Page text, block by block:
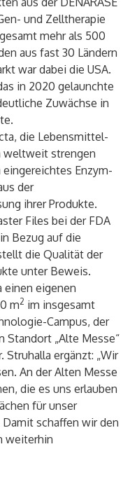
und Zelltherapie
mehr als 500
aus fast 30 Ländern
war dabei die USA.
in 2020 gelaunchte
Zuwächse in
die Lebensmittel-
weltweit strengen
eingereichtes Enzym-
der
ihrer Produkte.
Files bei der FDA
Bezug auf die
die Qualität der
unter Beweis.
einen eigenen
m2 im insgesamt
Campus, der
Standort „Alte Messe“
Struhalla ergänzt: „Wir
An der Alten Messe
die es uns erlauben
für unser
schaffen wir den
weiterhin